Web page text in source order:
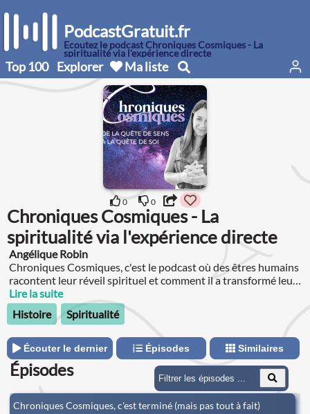
PodcastGratuit.fr
Écoutez le podcast Chroniques Cosmiques - La
spiritualité via l'expérience directe
Top 100 Explorer Ma liste
0 0
Chroniques Cosmiques - La
spiritualité via l'expérience directe
Angélique Robin
Chroniques Cosmiques, c'est le podcast où des êtres humains
racontent leur réveil spirituel et comment il a transformé leur
vie : le déclic, le chemin, et ce qu'ils en ont fait.
Lire la suite
Histoire
Spiritualité
Écouter le dernier Épisodes Similaires
Épisodes
Chroniques Cosmiques, c'est terminé (mais pas tout à fait)